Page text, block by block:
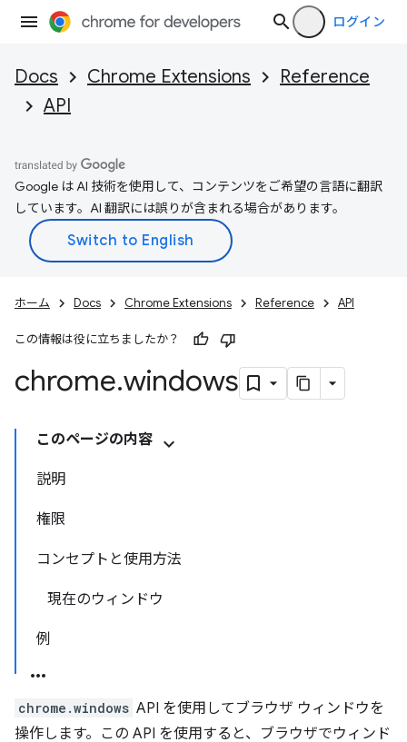
ログイン
Docs Chrome Extensions
Reference
API
Google は AI 技術を使用して、コンテンツをご希望の言語に翻訳
しています。AI 翻訳には誤りが含まれる場合があります。
ホーム Docs Chrome Extensions Reference API
この情報は役に立ちましたか？
chrome.windows
このページの内容
説明
権限
コンセプトと使用方法
現在のウィンドウ
例
chrome.windows API を使用してブラウザ ウィンドウを
操作します。この API を使用すると、ブラウザでウィンド